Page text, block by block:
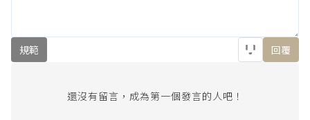
規範 回覆
還沒有留言，成為第一個發言的人吧！